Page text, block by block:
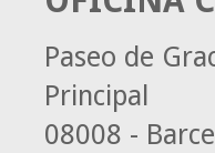
Paseo de
Principal
08008 -